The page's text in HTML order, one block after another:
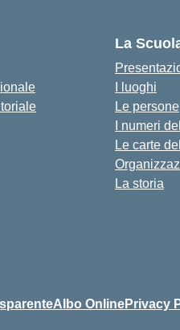
La
I luoghi
Le persone
I numeri
Le carte
La storia
Albo OnlinePrivacy